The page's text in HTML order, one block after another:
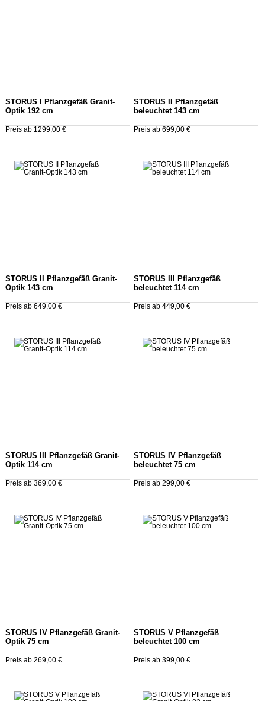
STORUS I Pflanzgefäß Granit-
Optik 192 cm
Preis ab 1299,00 €
STORUS II Pflanzgefäß
beleuchtet 143 cm
Preis ab 699,00 €
STORUS II Pflanzgefäß Granit-
Optik 143 cm
Preis ab 649,00 €
STORUS III Pflanzgefäß
beleuchtet 114 cm
Preis ab 449,00 €
STORUS III Pflanzgefäß Granit-
Optik 114 cm
Preis ab 369,00 €
STORUS IV Pflanzgefäß
beleuchtet 75 cm
Preis ab 299,00 €
STORUS IV Pflanzgefäß Granit-
Optik 75 cm
Preis ab 269,00 €
STORUS V Pflanzgefäß
beleuchtet 100 cm
Preis ab 399,00 €